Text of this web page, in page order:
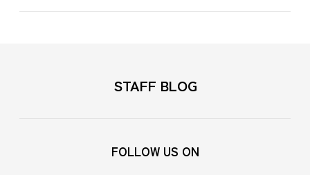
STAFF BLOG
FOLLOW US ON